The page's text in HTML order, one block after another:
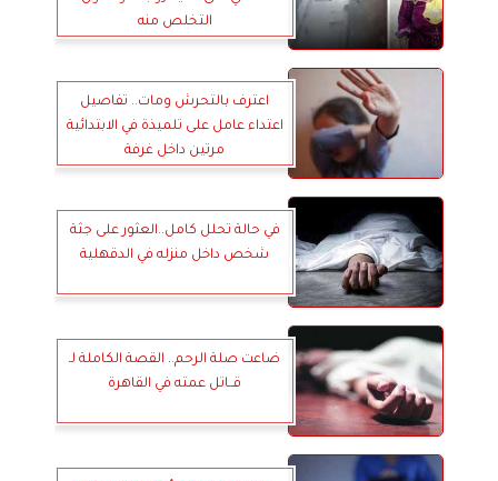
التخلص منه
اعترف بالتحرش ومات.. تفاصيل
اعتداء عامل على تلميذة في الابتدائية
مرتين داخل غرفة
في حالة تحلل كامل..العثور على جثة
شخص داخل منزله في الدقهلية
ضاعت صلة الرحم.. القصة الكاملة لـ
قــاتل عمته في القاهرة